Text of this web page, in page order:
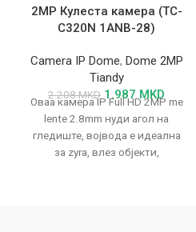
2MP Кулеста камера (TC-
C320N 1ANB-28)
Camera IP Dome, Dome 2MP
Tiandy
2.208MKD 1.987 MKD
Оваа камера IP Full HD 2MP me
lente 2.8mm нуди агол на
гледиште, војвода е идеална
за zyra, влез објекти,